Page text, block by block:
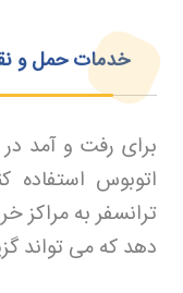
خدمات حمل و
برای رفت و آمد در
اتوبوس استفاده
ترانسفر به مراکز
دهد که می تواند